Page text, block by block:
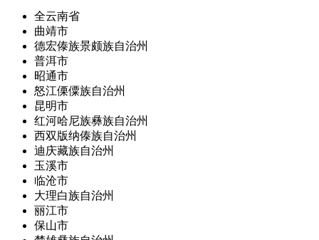
全云南省
曲靖市
德宏傣族景颇族自治州
普洱市
昭通市
怒江傈僳族自治州
昆明市
红河哈尼族彝族自治州
西双版纳傣族自治州
迪庆藏族自治州
玉溪市
临沧市
大理白族自治州
丽江市
保山市